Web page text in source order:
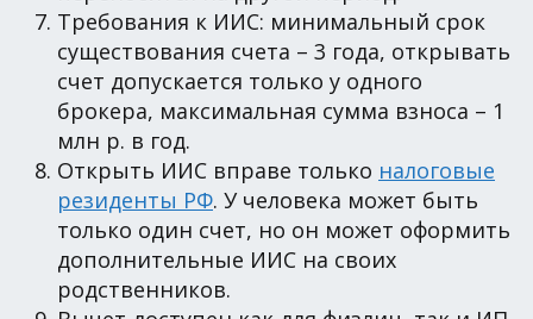
Требования к ИИС: минимальный срок
существования счета – 3 года, открывать
счет допускается только у одного
брокера, максимальная сумма взноса – 1
млн р. в год.
Открыть ИИС вправе только налоговые
резиденты РФ. У человека может быть
только один счет, но он может оформить
дополнительные ИИС на своих
родственников.